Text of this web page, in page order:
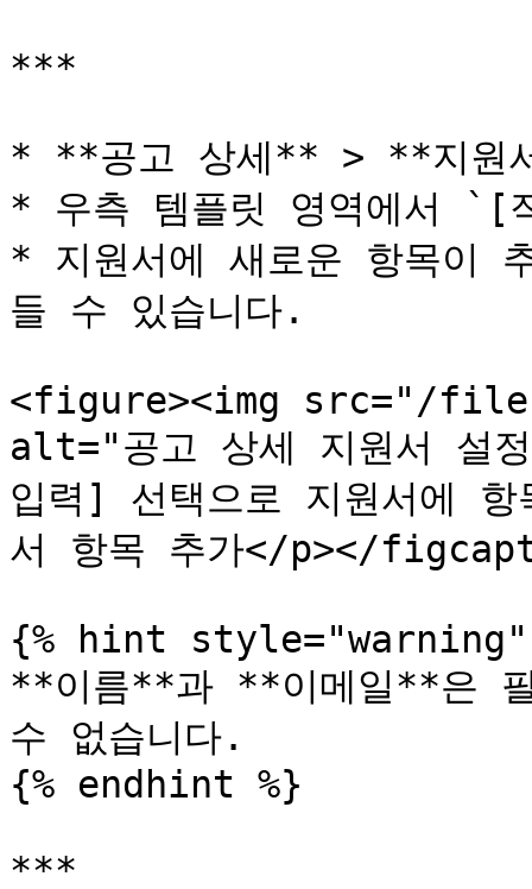
***
* **공고 상세** > **지원
* 우측 템플릿 영역에서 `[
* 지원서에 새로운 항목이
들 수 있습니다.
<figure><img src="/
alt="공고 상세 지원서 설
입력] 선택으로 지원서에
서 항목 추가</p></
{% hint style="warning"
**이름**과 **이메일**은 필
수 없습니다.
{% endhint %}
***